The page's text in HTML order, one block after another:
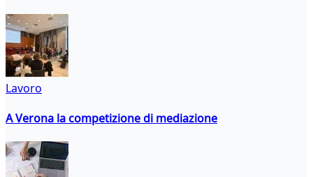
Lavoro
A Verona la competizione di mediazione